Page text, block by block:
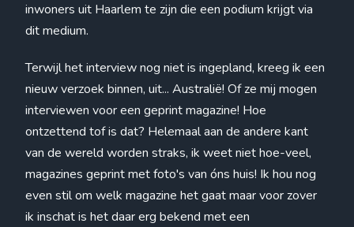
inwoners uit Haarlem te zijn die een podium krijgt via
dit medium.
Terwijl het interview nog niet is ingepland, kreeg ik een
nieuw verzoek binnen, uit... Australië! Of ze mij mogen
interviewen voor een geprint magazine! Hoe
ontzettend tof is dat? Helemaal aan de andere kant
van de wereld worden straks, ik weet niet hoe-veel,
magazines geprint met foto's van óns huis! Ik hou nog
even stil om welk magazine het gaat maar voor zover
ik inschat is het daar erg bekend met een